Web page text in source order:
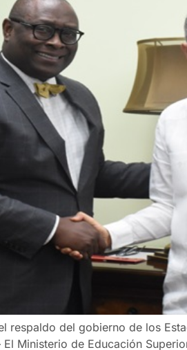
respaldo del gobierno de los
Ministerio de Educación